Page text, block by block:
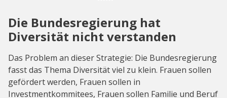
Die Bundesregierung hat
Diversität nicht verstanden
Das Problem an dieser Strategie: Die Bundesregierung
fasst das Thema Diversität viel zu klein. Frauen sollen
gefördert werden, Frauen sollen in
Investmentkommitees, Frauen sollen Familie und Beruf